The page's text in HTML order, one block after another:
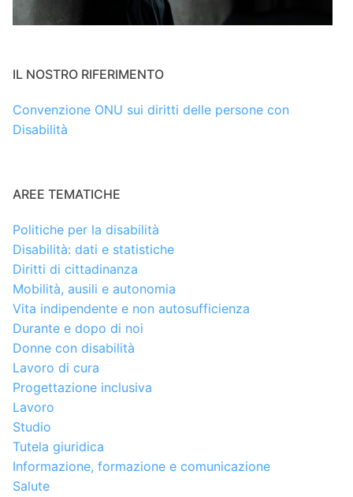
IL NOSTRO RIFERIMENTO
Convenzione ONU sui diritti delle persone con
Disabilità
AREE TEMATICHE
Politiche per la disabilità
Disabilità: dati e statistiche
Diritti di cittadinanza
Mobilità, ausili e autonomia
Vita indipendente e non autosufficienza
Durante e dopo di noi
Donne con disabilità
Lavoro di cura
Progettazione inclusiva
Lavoro
Studio
Tutela giuridica
Informazione, formazione e comunicazione
Salute